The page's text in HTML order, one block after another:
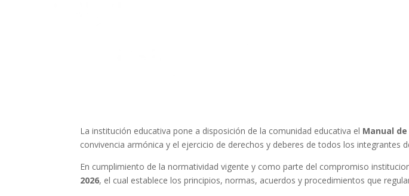
La institución educativa pone a disposición de la comunidad educativa el Manual
convivencia armónica y el ejercicio de derechos y deberes de todos los integrantes
En cumplimiento de la normatividad vigente y como parte del compromiso
2026, el cual establece los principios, normas, acuerdos y procedimientos que